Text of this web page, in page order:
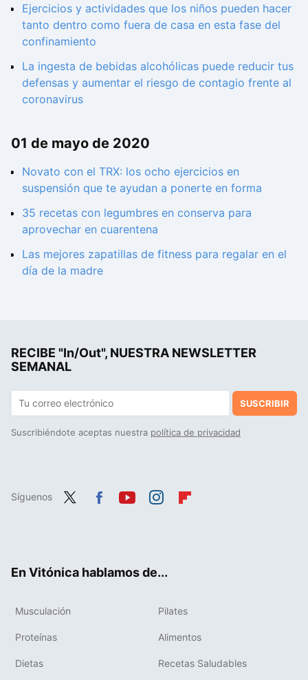
Ejercicios y actividades que los niños pueden hacer
tanto dentro como fuera de casa en esta fase del
confinamiento
La ingesta de bebidas alcohólicas puede reducir tus
defensas y aumentar el riesgo de contagio frente al
coronavirus
01 de mayo de 2020
Novato con el TRX: los ocho ejercicios en
suspensión que te ayudan a ponerte en forma
35 recetas con legumbres en conserva para
aprovechar en cuarentena
Las mejores zapatillas de fitness para regalar en el
día de la madre
RECIBE "In/Out", NUESTRA NEWSLETTER
SEMANAL
SUSCRIBIR
Suscribiéndote aceptas nuestra política de privacidad
Síguenos
En Vitónica hablamos de...
Musculación Pilates
Proteínas Alimentos
Dietas Recetas Saludables